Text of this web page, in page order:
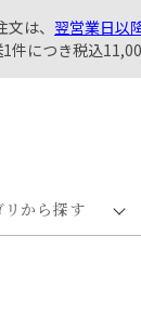
は、 翌営業日以
件につき税込
リから探す